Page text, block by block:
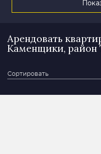
Арендовать
Каменщики, район
Сортировать